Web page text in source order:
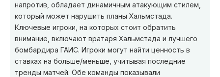
напротив, обладает динамичным атакующим стилем,
который может нарушить планы Хальмстада.
Ключевые игроки, на которых стоит обратить
внимание, включают вратаря Хальмстада и лучшего
бомбардира ГАИС. Игроки могут найти ценность в
ставках на больше/меньше, учитывая последние
тренды матчей. Обе команды показывали